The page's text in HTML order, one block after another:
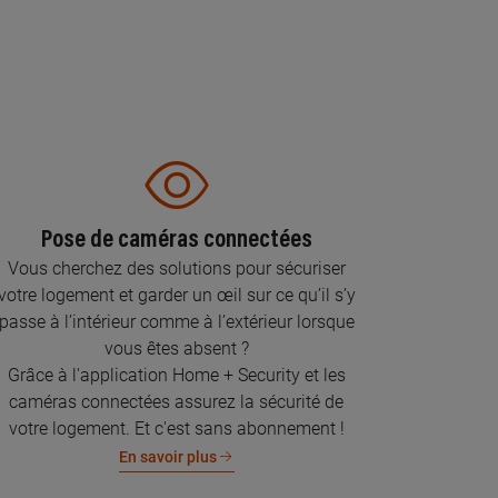
Pose de caméras connectées
Vous cherchez des solutions pour sécuriser
logement et garder un œil sur ce qu’il s’y
à l’intérieur comme à l’extérieur lorsque
vous êtes absent ?
Grâce à l'application Home + Security et les
caméras connectées assurez la sécurité de
votre logement. Et c'est sans abonnement !
En savoir plus